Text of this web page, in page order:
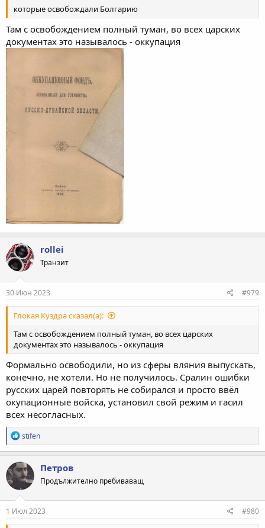
которые освобождали Болгарию
Там с освобождением полный туман, во всех царских
документах это называлось - оккупация
rollei
Транзит
30 Июн 2023 #979
Глокая Куздра сказал(а):
Там с освобождением полный туман, во всех царских
документах это называлось - оккупация
Формально освободили, но из сферы вляния выпускать,
конечно, не хотели. Но не получилось. Сралин ошибки
русских царей повторять не собирался и просто ввёл
окупационные войска, установил свой режим и гасил
всех несогласных.
Р
е
а
к
ц
и
и
:
stifen
Петров
Продължително пребиваващ
1 Июл 2023 #980